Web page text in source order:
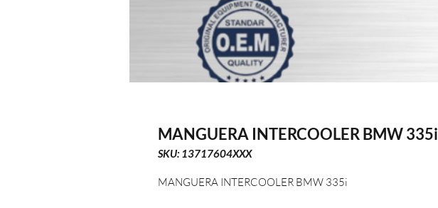
MANGUERA INTERCOOLER BMW 335i
SKU: 13717604XXX
MANGUERA INTERCOOLER BMW 335i